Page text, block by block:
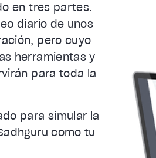
en tres partes.
diario de unos
pero cuyo
herramientas y
para toda la
para simular la
como tu